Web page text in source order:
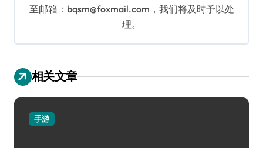
至邮箱：bqsm@foxmail.com，我们将及时予以处
理。
相关文章
手游